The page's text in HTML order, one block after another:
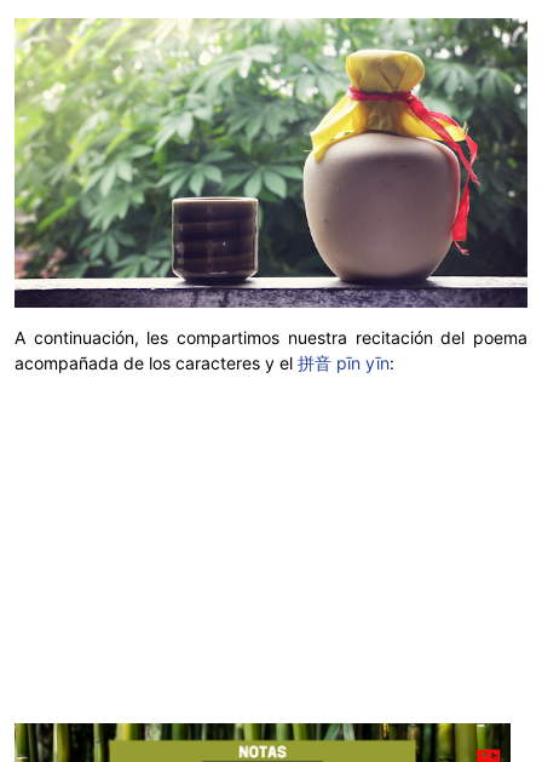
A continuación, les compartimos nuestra recitación del poema
acompañada de los caracteres y el 拼音 pīn yīn: